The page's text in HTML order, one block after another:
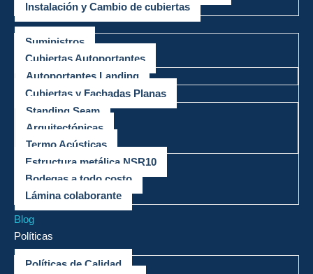
Instalación y Cambio de cubiertas
Productos
Suministros
Cubiertas Autoportantes
Autoportantes Landing
Cubiertas y Fachadas Planas
Standing Seam
Arquitectónicas
Termo Acústicas
Estructura metálica NSR10
Bodegas a todo costo
Lámina colaborante
Mega Proyectos
Blog
Políticas
Políticas de Calidad